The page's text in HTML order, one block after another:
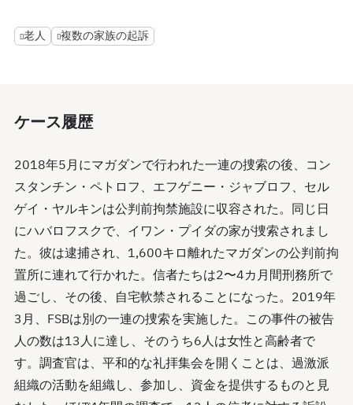
seconds
老人 複数の家族の起訴
ケース履歴
2018年5月にマガダンで行われた一連の捜索の後、コン
スタンチン・ペトロフ、エフゲニー・ジャブロフ、セル
ゲイ・ヤルキンは公判前拘禁施設に収容された。同じ日
にハバロフスクで、イワン・プイダの家が捜索されまし
た。彼は逮捕され、1,600キロ離れたマガダンの公判前拘
置所に連れて行かれた。信者たちは2〜4カ月間刑務所で
過ごし、その後、自宅軟禁されることになった。2019年
3月、FSBは別の一連の捜索を実施した。この事件の被告
人の数は13人に達し、そのうち6人は女性と高齢者で
す。調査官は、平和的な礼拝集会を開くことは、過激派
組織の活動を組織し、参加し、資金を提供するものと見